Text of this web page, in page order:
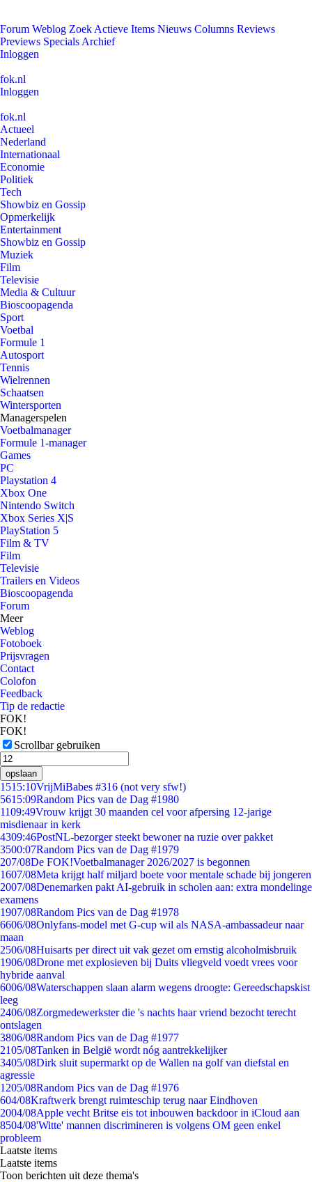
Forum Weblog Zoek Actieve Items Nieuws Columns Reviews
Previews Specials Archief
Inloggen
fok.nl
Inloggen
fok.nl
Actueel
Nederland
Internationaal
Economie
Politiek
Tech
Showbiz en Gossip
Opmerkelijk
Entertainment
Showbiz en Gossip
Muziek
Film
Televisie
Media & Cultuur
Bioscoopagenda
Sport
Voetbal
Formule 1
Autosport
Tennis
Wielrennen
Schaatsen
Wintersporten
Managerspelen
Voetbalmanager
Formule 1-manager
Games
PC
Playstation 4
Xbox One
Nintendo Switch
Xbox Series X|S
PlayStation 5
Film & TV
Film
Televisie
Trailers en Videos
Bioscoopagenda
Forum
Meer
Weblog
Fotoboek
Prijsvragen
Contact
Colofon
Feedback
Tip de redactie
FOK!
FOK!
Scrollbar gebruiken
opslaan
1515:10VrijMiBabes #316 (not very sfw!)
5615:09Random Pics van de Dag #1980
1109:49Vrouw krijgt 30 maanden cel voor afpersing 12-jarige
misdienaar in kerk
4309:46PostNL-bezorger steekt bewoner na ruzie over pakket
3500:07Random Pics van de Dag #1979
207/08De FOK!Voetbalmanager 2026/2027 is begonnen
1607/08Meta krijgt half miljard boete voor mentale schade bij jongeren
2007/08Denemarken pakt AI-gebruik in scholen aan: extra mondelinge
examens
1907/08Random Pics van de Dag #1978
6606/08Onlyfans-model met G-cup wil als NASA-ambassadeur naar
maan
2506/08Huisarts per direct uit vak gezet om ernstig alcoholmisbruik
1906/08Drone met explosieven bij Duits vliegveld voedt vrees voor
hybride aanval
6006/08Waterschappen slaan alarm wegens droogte: Gereedschapskist
leeg
2406/08Zorgmedewerkster die 's nachts haar vriend bezocht terecht
ontslagen
3806/08Random Pics van de Dag #1977
2105/08Tanken in België wordt nóg aantrekkelijker
3405/08Dirk sluit supermarkt op de Wallen na golf van diefstal en
agressie
1205/08Random Pics van de Dag #1976
604/08Kraftwerk brengt ruimteschip terug naar Eindhoven
2004/08Apple vecht Britse eis tot inbouwen backdoor in iCloud aan
8504/08'Witte' mannen discrimineren is volgens OM geen enkel
probleem
Laatste items
Laatste items
Toon berichten uit deze thema's